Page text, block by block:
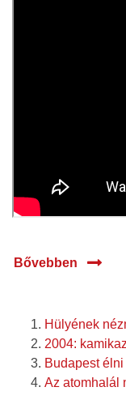
Bővebben
Hülyének
2004:
Budapest
Az atomhalál